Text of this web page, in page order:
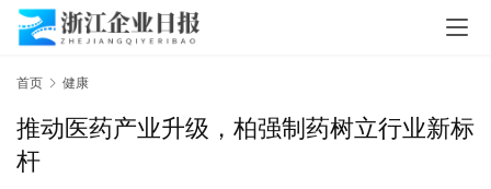
首页 健康
推动医药产业升级，柏强制药树立行业新标
杆